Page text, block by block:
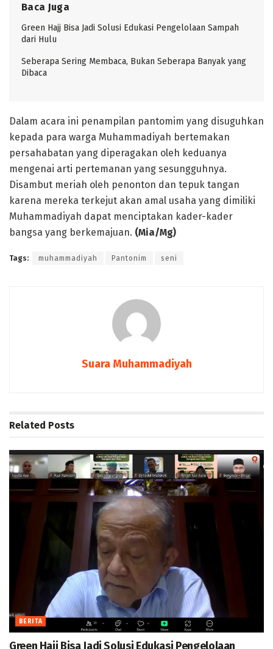
Baca Juga
Green Hajj Bisa Jadi Solusi Edukasi Pengelolaan Sampah
dari Hulu
Seberapa Sering Membaca, Bukan Seberapa Banyak yang
Dibaca
Dalam acara ini penampilan pantomim yang disuguhkan
kepada para warga Muhammadiyah bertemakan
persahabatan yang diperagakan oleh keduanya
mengenai arti pertemanan yang sesungguhnya.
Disambut meriah oleh penonton dan tepuk tangan
karena mereka terkejut akan amal usaha yang dimiliki
Muhammadiyah dapat menciptakan kader-kader
bangsa yang berkemajuan. (Mia/Mg)
Tags: muhammadiyah Pantonim seni
Suara Muhammadiyah
Related Posts
BERITA
Green Hajj Bisa Jadi Solusi Edukasi Pengelolaan